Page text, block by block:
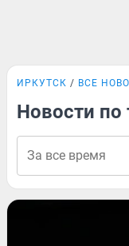
ИРКУТСК ВСЕ
Новости по